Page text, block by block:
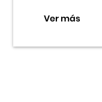
Ver más